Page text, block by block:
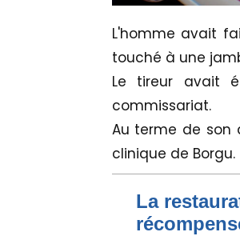
L'homme avait
touché à une
Le tireur avait
commissariat.
Au terme de
clinique de Borgu.
La